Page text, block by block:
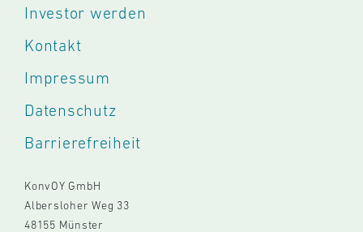
Investor werden
Kontakt
Impressum
Datenschutz
Barrierefreiheit
KonvOY GmbH
Albersloher Weg 33
48155 Münster